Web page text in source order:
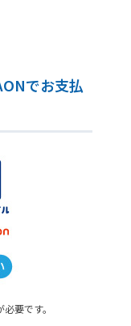
でお支払
要です。